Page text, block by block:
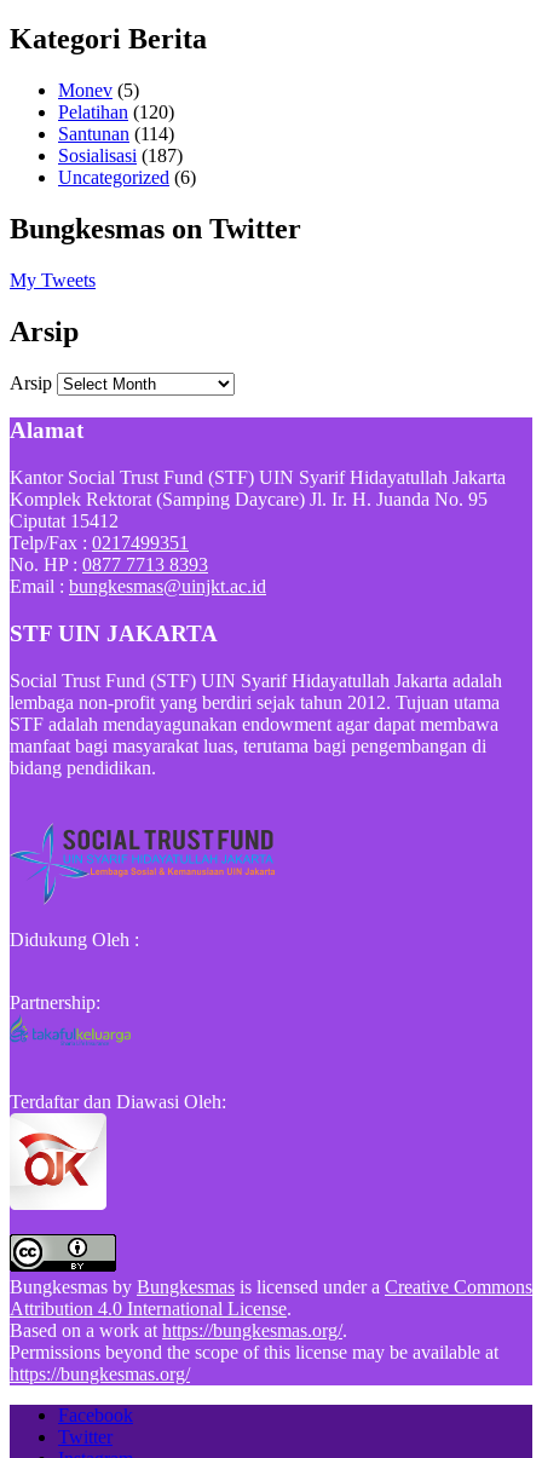
Kategori Berita
Monev (5)
Pelatihan (120)
Santunan (114)
Sosialisasi (187)
Uncategorized (6)
Bungkesmas on Twitter
My Tweets
Arsip
Arsip
Alamat
Kantor Social Trust Fund (STF) UIN Syarif Hidayatullah Jakarta
Komplek Rektorat (Samping Daycare) Jl. Ir. H. Juanda No. 95
Ciputat 15412
Telp/Fax : 0217499351
No. HP : 0877 7713 8393
Email : bungkesmas@uinjkt.ac.id
STF UIN JAKARTA
Social Trust Fund (STF) UIN Syarif Hidayatullah Jakarta adalah
lembaga non-profit yang berdiri sejak tahun 2012. Tujuan utama
STF adalah mendayagunakan endowment agar dapat membawa
manfaat bagi masyarakat luas, terutama bagi pengembangan di
bidang pendidikan.
Didukung Oleh :
Partnership:
Terdaftar dan Diawasi Oleh:
Bungkesmas by Bungkesmas is licensed under a Creative Commons
Attribution 4.0 International License.
Based on a work at https://bungkesmas.org/.
Permissions beyond the scope of this license may be available at
https://bungkesmas.org/
Facebook
Twitter